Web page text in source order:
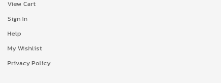
View Cart
Sign In
Help
My Wishlist
Privacy Policy